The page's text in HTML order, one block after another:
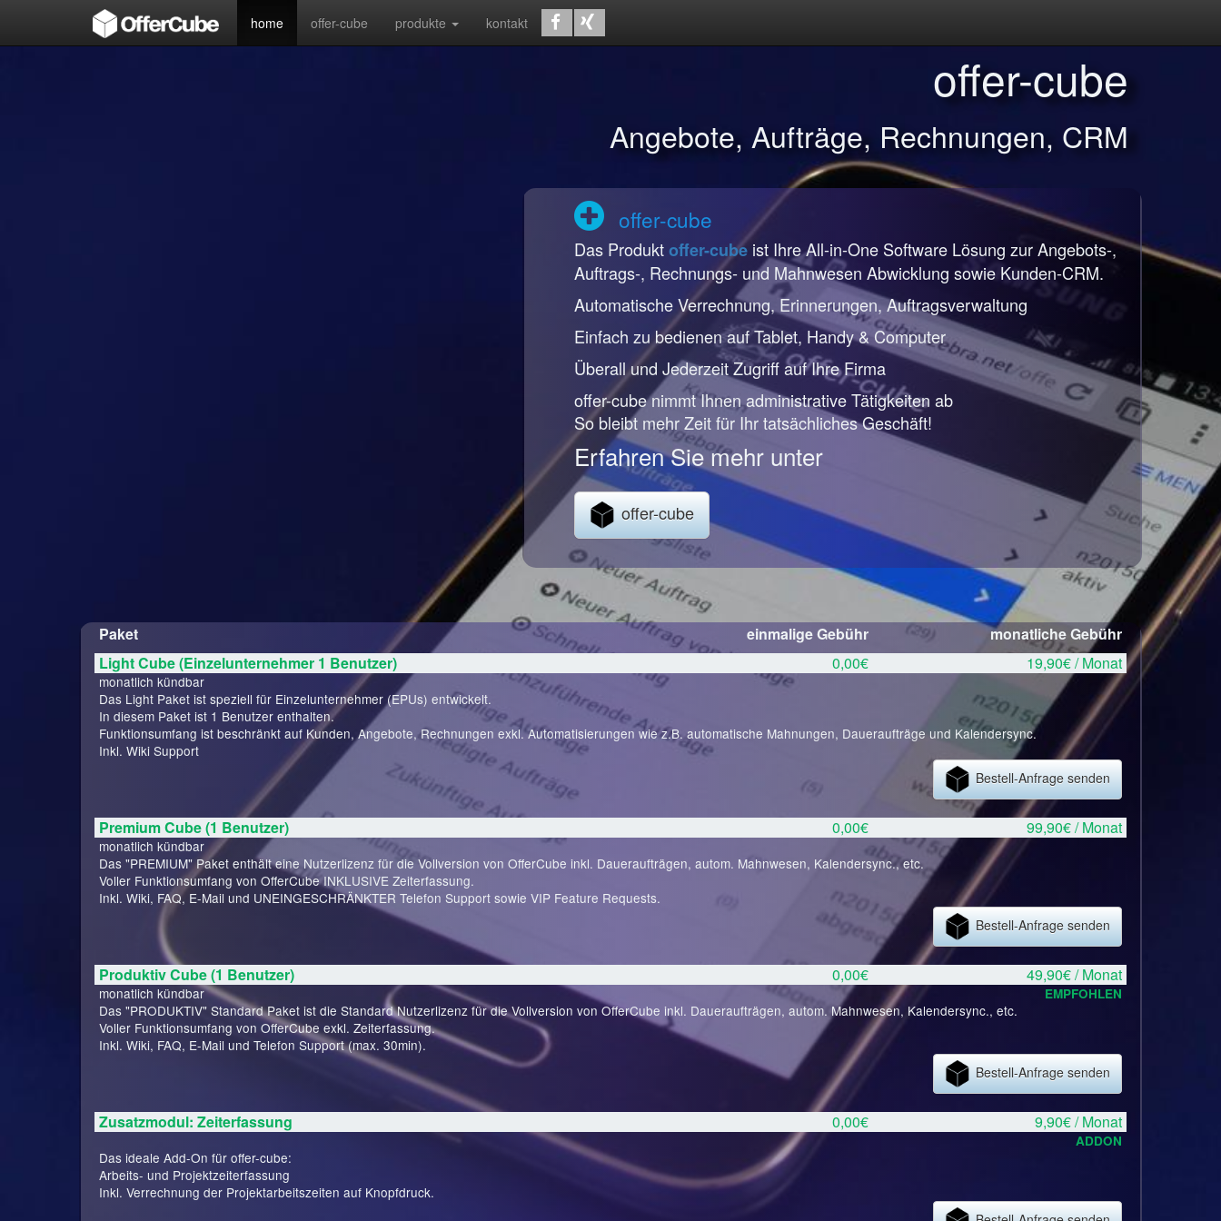
home offer-cube produkte kontakt
offer-cube
Angebote, Aufträge, Rechnungen, CRM
offer-cube
Das Produktoffer-cubeist Ihre All-in-One Software Lösung zur Angebots-,
Auftrags-, Rechnungs- und Mahnwesen Abwicklung sowie Kunden-CRM.
Automatische Verrechnung, Erinnerungen, Auftragsverwaltung
Einfach zu bedienen auf Tablet, Handy & Computer
Überall und Jederzeit Zugriff auf Ihre Firma
offer-cube nimmt Ihnen administrative Tätigkeiten ab
So bleibt mehr Zeit für Ihr tatsächliches Geschäft!
Erfahren Sie mehr unter
offer-cube
Paket einmalige Gebühr
monatliche Gebühr
Light Cube (Einzelunternehmer 1 Benutzer)
0,00€ 19,90€ / Monat
monatlich kündbar
Das Light Paket ist speziell für Einzelunternehmer (EPUs) entwickelt.
In diesem Paket ist 1 Benutzer enthalten.
Funktionsumfang ist beschränkt auf Kunden, Angebote, Rechnungen exkl. Automatisierungen wie z.B. automatische Mahnungen, Daueraufträge und Kalendersync.
Inkl. Wiki Support
Bestell-Anfrage senden
Premium Cube (1 Benutzer) 0,00€ 99,90€ / Monat
monatlich kündbar
Das "PREMIUM" Paket enthält eine Nutzerlizenz für die Vollversion von OfferCube inkl. Daueraufträgen, autom. Mahnwesen, Kalendersync., etc.
Voller Funktionsumfang von OfferCube INKLUSIVE Zeiterfassung.
Inkl. Wiki, FAQ, E-Mail und UNEINGESCHRÄNKTER Telefon Support sowie VIP Feature Requests.
Bestell-Anfrage senden
Produktiv Cube (1 Benutzer) 0,00€ 49,90€ / Monat
monatlich kündbar EMPFOHLEN
Das "PRODUKTIV" Standard Paket ist die Standard Nutzerlizenz für die Vollversion von OfferCube inkl. Daueraufträgen, autom. Mahnwesen, Kalendersync., etc.
Voller Funktionsumfang von OfferCube exkl. Zeiterfassung.
Inkl. Wiki, FAQ, E-Mail und Telefon Support (max. 30min).
Bestell-Anfrage senden
Zusatzmodul: Zeiterfassung 0,00€ 9,90€ / Monat
ADDON
Das ideale Add-On für offer-cube:
Arbeits- und Projektzeiterfassung
Inkl. Verrechnung der Projektarbeitszeiten auf Knopfdruck.